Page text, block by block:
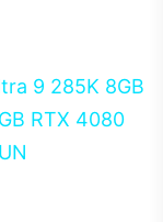
9 285K 8GB
RTX 4080